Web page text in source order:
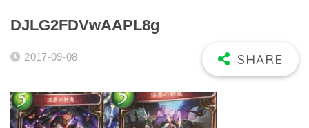
DJLG2FDVwAAPL8g
2017-09-08